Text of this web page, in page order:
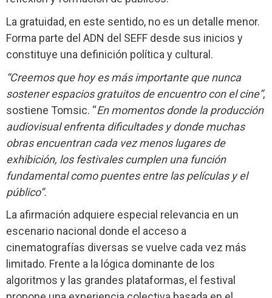
La gratuidad, en este sentido, no es un detalle menor.
Forma parte del ADN del SEFF desde sus inicios y
constituye una definición política y cultural.
“Creemos que hoy es más importante que nunca
sostener espacios gratuitos de encuentro con el cine”,
sostiene Tomsic. “En momentos donde la producción
audiovisual enfrenta dificultades y donde muchas
obras encuentran cada vez menos lugares de
exhibición, los festivales cumplen una función
fundamental como puentes entre las películas y el
público”.
La afirmación adquiere especial relevancia en un
escenario nacional donde el acceso a
cinematografías diversas se vuelve cada vez más
limitado. Frente a la lógica dominante de los
algoritmos y las grandes plataformas, el festival